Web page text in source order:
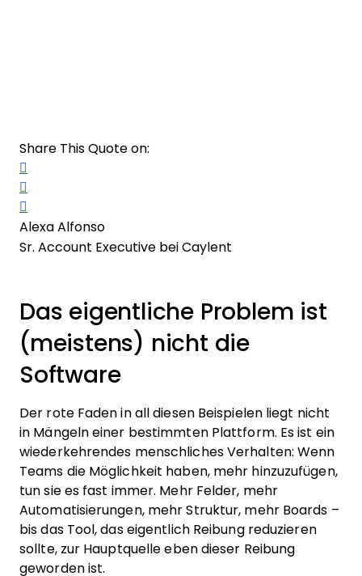
Share This Quote on:
Alexa Alfonso
Sr. Account Executive bei Caylent
Das eigentliche Problem ist
(meistens) nicht die
Software
Der rote Faden in all diesen Beispielen liegt nicht
in Mängeln einer bestimmten Plattform. Es ist ein
wiederkehrendes menschliches Verhalten: Wenn
Teams die Möglichkeit haben, mehr hinzuzufügen,
tun sie es fast immer. Mehr Felder, mehr
Automatisierungen, mehr Struktur, mehr Boards –
bis das Tool, das eigentlich Reibung reduzieren
sollte, zur Hauptquelle eben dieser Reibung
geworden ist.